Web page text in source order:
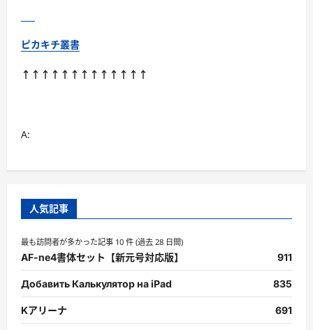
ピカキチ叢書
↑↑↑↑↑↑↑↑↑↑↑↑↑
A:
人気記事
最も訪問者が多かった記事 10 件 (過去 28 日間)
AF-ne4書体セット【新元号対応版】 911
Добавить Калькулятор на iPad 835
Kアリーナ 691